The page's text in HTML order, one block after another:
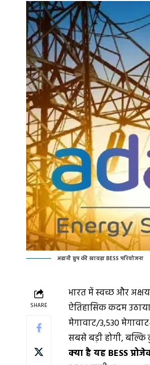
अडानी ग्रुप की खावड़ा BESS परियोजना
SHARE
भारत में स्वच्छ और
ऐतिहासिक कदम
मेगावाट/3,530
सबसे बड़ी होगी, बल्कि
क्या है यह BESS